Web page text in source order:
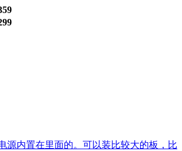
源内置在里面的。可以装比较大的板，比